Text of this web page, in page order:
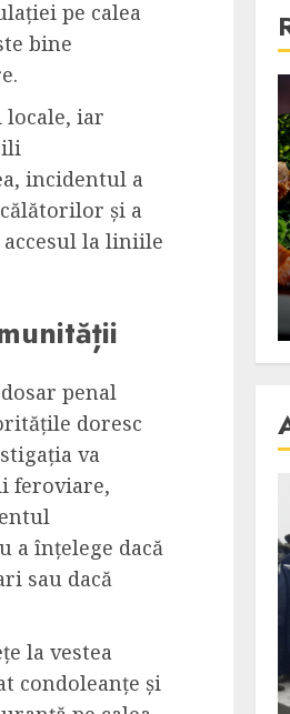
pe calea
bine
iar
incidentul a
și a
la liniile
penal
doresc
va
feroviare,
a înțelege dacă
sau dacă
la vestea
condoleanțe și
ocazie
delicioase in care
de rata e vedeta